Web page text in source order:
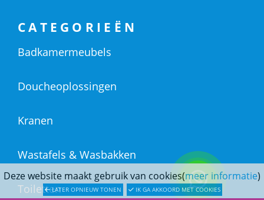
Deze website maakt gebruik van cookies(meer informatie)
LATER OPNIEUW TONEN IK GA AKKOORD MET COOKIES
CATEGORIEËN
Badkamermeubels
Doucheoplossingen
Kranen
Wastafels & Wasbakken
Toiletten